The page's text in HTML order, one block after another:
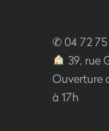
✆ 04 72
39, rue
Ouverture
à 17h